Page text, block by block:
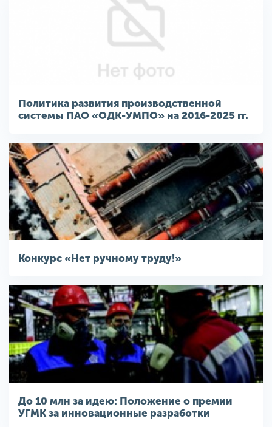
Политика развития производственной
системы ПАО «ОДК-УМПО» на 2016-2025 гг.
Конкурс «Нет ручному труду!»
До 10 млн за идею: Положение о премии
УГМК за инновационные разработки